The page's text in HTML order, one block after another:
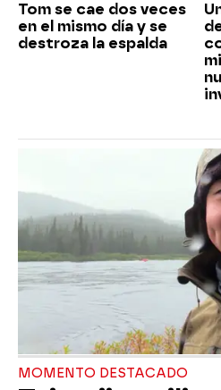
Tom se cae dos veces
en el mismo día y se
destroza la espalda
MOMENTO DESTACADO